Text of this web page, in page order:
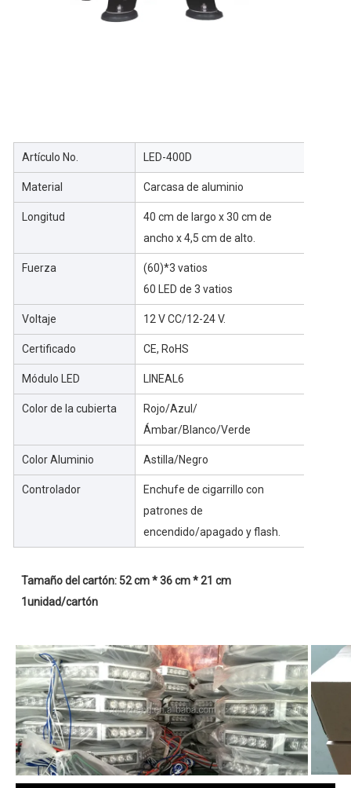
Artículo No. LED-400D
Material Carcasa de aluminio
Longitud
40 cm de largo x 30 cm de
ancho x 4,5 cm de alto.
Fuerza
(60)*3 vatios
60 LED de 3 vatios
Voltaje 12 V CC/12-24 V.
Certificado CE, RoHS
Módulo LED LINEAL6
Color de la cubierta
Rojo/Azul/
Ámbar/Blanco/Verde
Color Aluminio Astilla/Negro
Controlador
Enchufe de cigarrillo con
patrones de
encendido/apagado y flash.
Tamaño del cartón: 52 cm * 36 cm * 21 cm
1 unidad/cartón